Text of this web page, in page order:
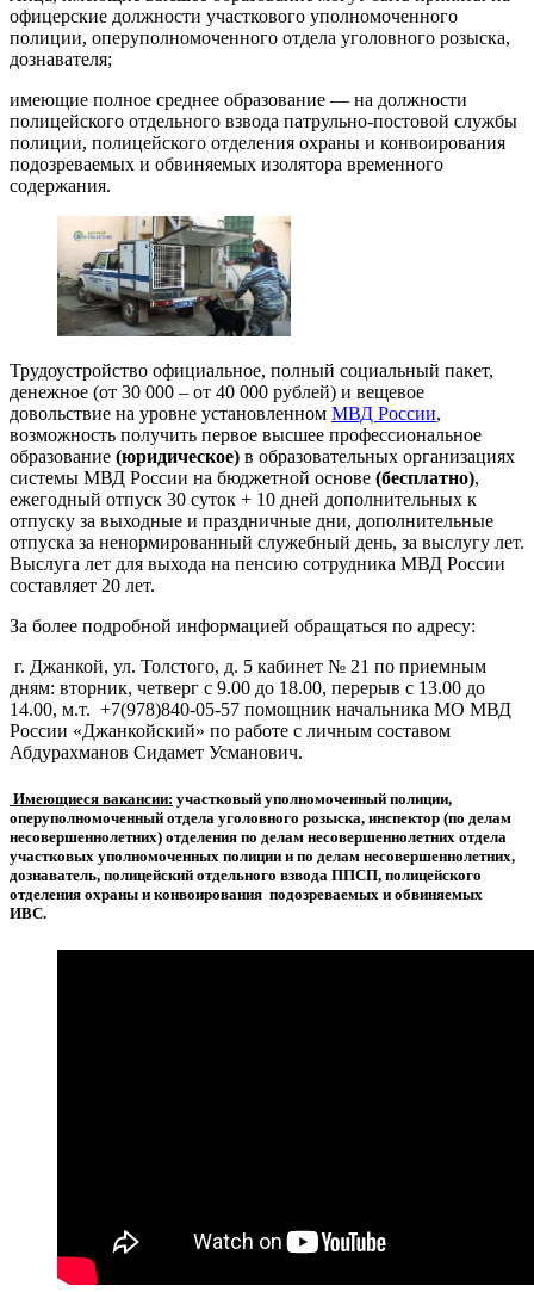
офицерские должности участкового уполномоченного
полиции, оперуполномоченного отдела уголовного розыска,
дознавателя;
имеющие полное среднее образование — на должности
полицейского отдельного взвода патрульно-постовой службы
полиции, полицейского отделения охраны и конвоирования
подозреваемых и обвиняемых изолятора временного
содержания.
Трудоустройство официальное, полный социальный пакет,
денежное (от 30 000 – от 40 000 рублей) и вещевое
довольствие на уровне установленном МВД России,
возможность получить первое высшее профессиональное
образование (юридическое) в образовательных организациях
системы МВД России на бюджетной основе (бесплатно),
ежегодный отпуск 30 суток + 10 дней дополнительных к
отпуску за выходные и праздничные дни, дополнительные
отпуска за ненормированный служебный день, за выслугу лет.
Выслуга лет для выхода на пенсию сотрудника МВД России
составляет 20 лет.
За более подробной информацией обращаться по адресу:
г. Джанкой, ул. Толстого, д. 5 кабинет № 21 по приемным
дням: вторник, четверг с 9.00 до 18.00, перерыв с 13.00 до
14.00, м.т. +7(978)840-05-57 помощник начальника МО МВД
России «Джанкойский» по работе с личным составом
Абдурахманов Сидамет Усманович.
Имеющиеся вакансии: участковый уполномоченный полиции,
оперуполномоченный отдела уголовного розыска, инспектор (по делам
несовершеннолетних) отделения по делам несовершеннолетних отдела
участковых уполномоченных полиции и по делам несовершеннолетних,
дознаватель, полицейский отдельного взвода ППСП, полицейского
отделения охраны и конвоирования подозреваемых и обвиняемых
ИВС.